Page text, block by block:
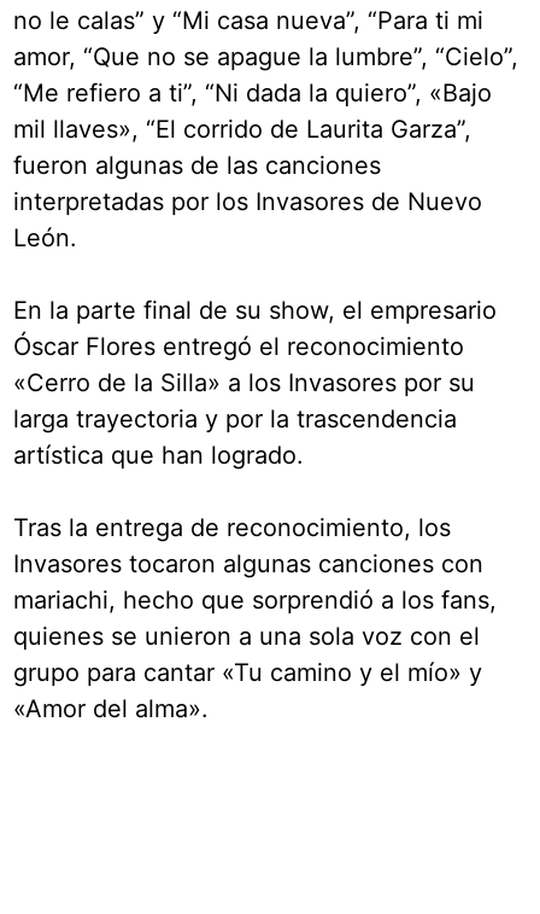
no le calas” y “Mi casa nueva”, “Para ti mi
amor, “Que no se apague la lumbre”, “Cielo”,
“Me refiero a ti”, “Ni dada la quiero”, «Bajo
mil llaves», “El corrido de Laurita Garza”,
fueron algunas de las canciones
interpretadas por los Invasores de Nuevo
León.
En la parte final de su show, el empresario
Óscar Flores entregó el reconocimiento
«Cerro de la Silla» a los Invasores por su
larga trayectoria y por la trascendencia
artística que han logrado.
Tras la entrega de reconocimiento, los
Invasores tocaron algunas canciones con
mariachi, hecho que sorprendió a los fans,
quienes se unieron a una sola voz con el
grupo para cantar «Tu camino y el mío» y
«Amor del alma».